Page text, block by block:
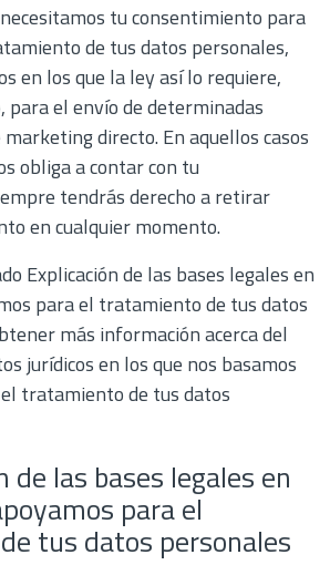
tu consentimiento para
de tus datos personales,
en los que la ley así lo requiere,
para el envío de determinadas
directo. En aquellos casos
obliga a contar con tu
tendrás derecho a retirar
en cualquier momento.
Explicación de las bases legales en
para el tratamiento de tus datos
más información acerca del
jurídicos en los que nos basamos
tratamiento de tus datos
de las bases legales en
para el
tus datos personales